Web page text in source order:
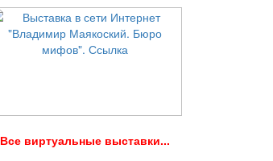
Все виртуальные выставки...